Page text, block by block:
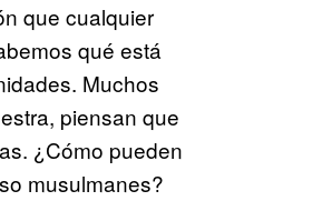
que cualquier
qué está
Muchos
piensan que
¿Cómo pueden
musulmanes?